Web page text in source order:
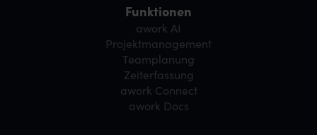
Funktionen
awork AI
Projektmanagement
Teamplanung
Zeiterfassung
awork Connect
awork Docs